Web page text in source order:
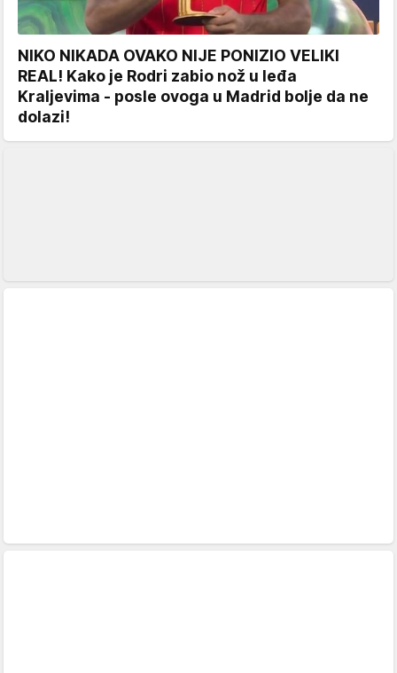
NIKO NIKADA OVAKO NIJE PONIZIO VELIKI
REAL! Kako je Rodri zabio nož u leđa
Kraljevima - posle ovoga u Madrid bolje da ne
dolazi!